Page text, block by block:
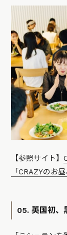
【参照サイト】
「CRAZYのお
05. 英国初、